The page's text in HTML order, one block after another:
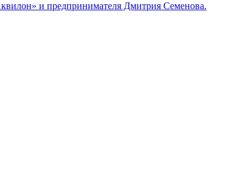
и предпринимателя Дмитрия Семенова.